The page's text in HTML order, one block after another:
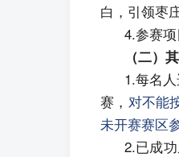
白，引领枣
4.参赛
（二）
1.每名
赛， 对不能
未开赛赛区
2.已成